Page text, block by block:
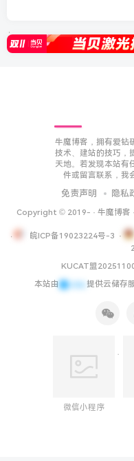
牛魔博客，拥有爱钻
技术、建站的技巧，
天地。若发现本站有
件或留言联系，我
免责声明 隐私
Copyright © 2019- · 牛魔博客
皖ICP备19023224号-3 ·
KUCAT盟
本站由
提供云储存
微信小程序